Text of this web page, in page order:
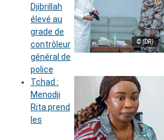
© (DR)
Djibrillah
élevé au
grade de
contrôleur
général de
police
Tchad :
Menodji
Rita prend
les